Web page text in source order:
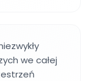
we całej